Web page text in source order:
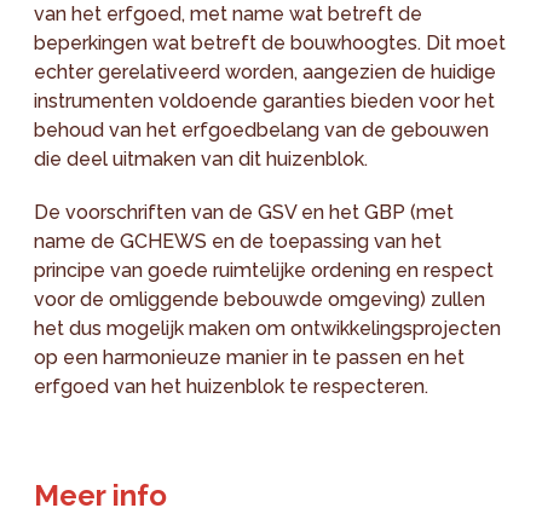
van het erfgoed, met name wat betreft de
beperkingen wat betreft de bouwhoogtes. Dit moet
echter gerelativeerd worden, aangezien de huidige
instrumenten voldoende garanties bieden voor het
behoud van het erfgoedbelang van de gebouwen
die deel uitmaken van dit huizenblok.
De voorschriften van de GSV en het GBP (met
name de GCHEWS en de toepassing van het
principe van goede ruimtelijke ordening en respect
voor de omliggende bebouwde omgeving) zullen
het dus mogelijk maken om ontwikkelingsprojecten
op een harmonieuze manier in te passen en het
erfgoed van het huizenblok te respecteren.
Meer info